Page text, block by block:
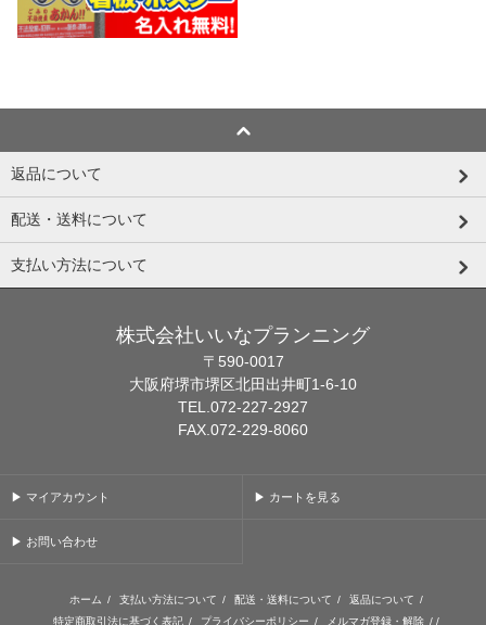
返品について
配送・送料について
支払い方法について
株式会社いいなプランニング
〒590-0017
大阪府堺市堺区北田出井町1-6-10
TEL.072-227-2927
FAX.072-229-8060
▶ マイアカウント ▶ カートを見る
▶ お問い合わせ
ホーム / 支払い方法について / 配送・送料について / 返品について /
特定商取引法に基づく表記 / プライバシーポリシー / メルマガ登録・解除 / /